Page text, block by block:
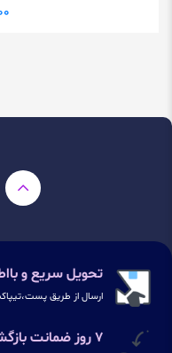
تحویل سریع و
ارسال از طریق
۷ روز ضمانت بازگشت